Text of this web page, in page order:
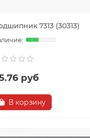
7313 (30313)
руб
В корзину